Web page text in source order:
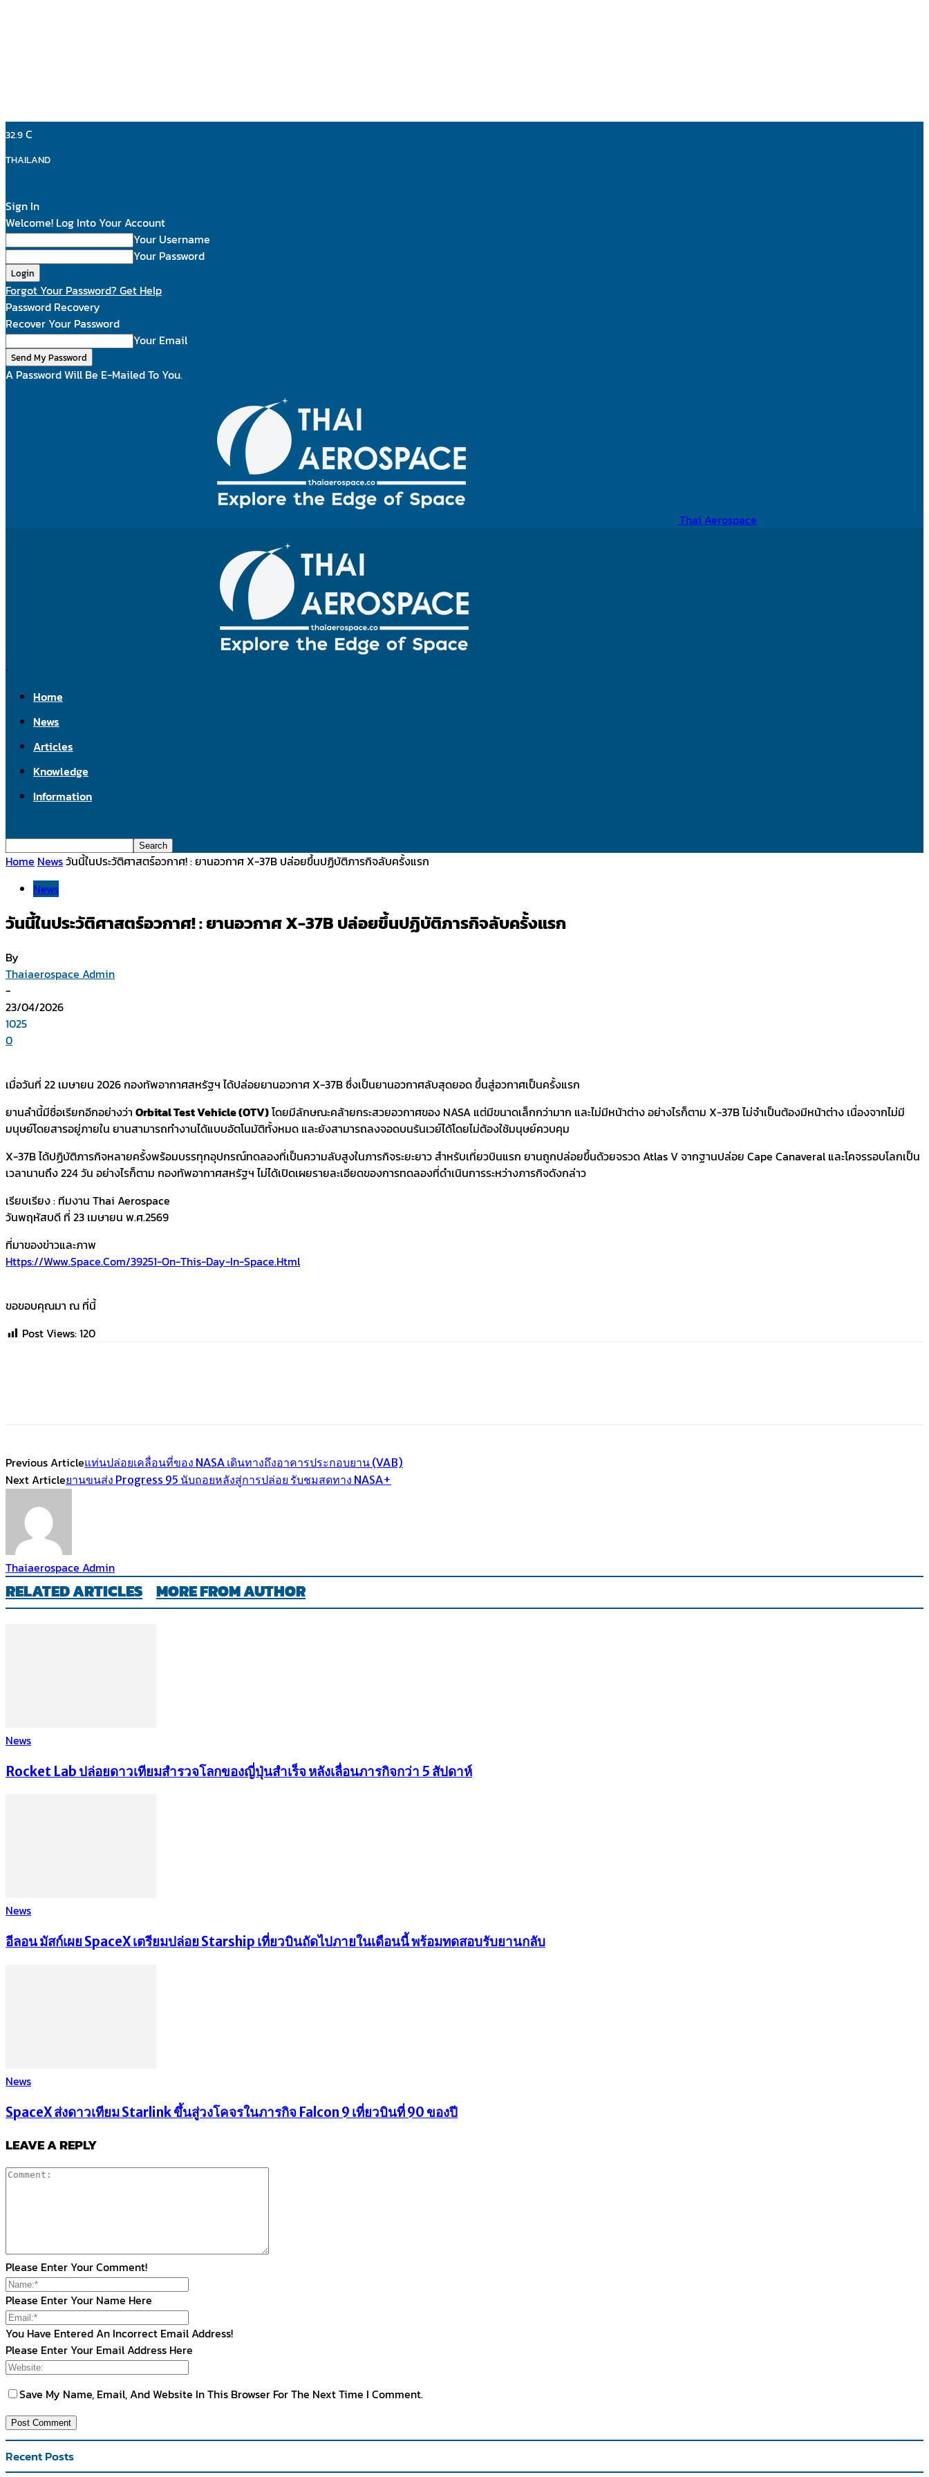
32.9C
THAILAND
Sign In
Welcome! Log Into Your Account
Your Username
Your Password
Forgot Your Password? Get Help
Password Recovery
Recover Your Password
Your Email
A Password Will Be E-Mailed To You.
Thai Aerospace
Home
News
Articles
Knowledge
Information
Home Newsวันนี้ในประวัติศาสตร์อวกาศ! : ยานอวกาศ X-37B ปล่อยขึ้นปฏิบัติภารกิจลับครั้งแรก
News
วันนี้ในประวัติศาสตร์อวกาศ! : ยานอวกาศ X-37B ปล่อยขึ้นปฏิบัติภารกิจลับครั้งแรก
By
Thaiaerospace Admin
-
23/04/2026
1025
0
เมื่อวันที่ 22 เมษายน 2026 กองทัพอากาศสหรัฐฯ ได้ปล่อยยานอวกาศ X-37B ซึ่งเป็นยานอวกาศลับสุดยอด ขึ้นสู่อวกาศเป็นครั้งแรก
ยานลำนี้มีชื่อเรียกอีกอย่างว่า Orbital Test Vehicle (OTV)โดยมีลักษณะคล้ายกระสวยอวกาศของ NASA แต่มีขนาดเล็กกว่ามาก และไม่มีหน้าต่าง อย่างไรก็ตาม X-37B ไม่จำเป็นต้องมีหน้าต่าง เนื่องจากไม่มี
มนุษย์โดยสารอยู่ภายใน ยานสามารถทำงานได้แบบอัตโนมัติทั้งหมด และยังสามารถลงจอดบนรันเวย์ได้โดยไม่ต้องใช้มนุษย์ควบคุม
X-37B ได้ปฏิบัติภารกิจหลายครั้งพร้อมบรรทุกอุปกรณ์ทดลองที่เป็นความลับสูงในภารกิจระยะยาว สำหรับเที่ยวบินแรก ยานถูกปล่อยขึ้นด้วยจรวด Atlas V จากฐานปล่อย Cape Canaveral และโคจรรอบโลกเป็น
เวลานานถึง 224 วัน อย่างไรก็ตาม กองทัพอากาศสหรัฐฯ ไม่ได้เปิดเผยรายละเอียดของการทดลองที่ดำเนินการระหว่างภารกิจดังกล่าว
เรียบเรียง : ทีมงาน Thai Aerospace
วันพฤหัสบดี ที่ 23 เมษายน พ.ศ.2569
ที่มาของข่าวและภาพ
Https://www.space.com/39251-On-This-Day-In-Space.html
ขอขอบคุณมา ณ ที่นี้
Post Views:120
Previous Articleแท่นปล่อยเคลื่อนที่ของ NASA เดินทางถึงอาคารประกอบยาน (VAB)
Next Articleยานขนส่ง Progress 95 นับถอยหลังสู่การปล่อย รับชมสดทาง NASA+
Thaiaerospace Admin
RELATED ARTICLES MORE FROM AUTHOR
News
Rocket Lab ปล่อยดาวเทียมสำรวจโลกของญี่ปุ่นสำเร็จ หลังเลื่อนภารกิจกว่า 5 สัปดาห์
News
อีลอน มัสก์เผย SpaceX เตรียมปล่อย Starship เที่ยวบินถัดไปภายในเดือนนี้ พร้อมทดสอบรับยานกลับ
News
SpaceX ส่งดาวเทียม Starlink ขึ้นสู่วงโคจรในภารกิจ Falcon 9 เที่ยวบินที่ 90 ของปี
LEAVE A REPLY
Please Enter Your Comment!
Please Enter Your Name Here
You Have Entered An Incorrect Email Address!
Please Enter Your Email Address Here
Save My Name, Email, And Website In This Browser For The Next Time I Comment.
Recent Posts